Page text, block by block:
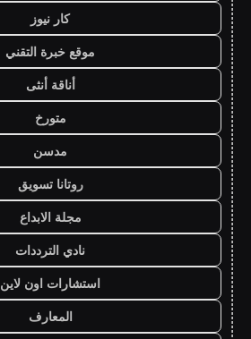
كار نيوز
موقع خبرة التقني
أناقة أنثى
متورخ
مدسن
روتانا تسويق
مجلة الابداع
نادي الترددات
استشارات اون لاين
المعارف